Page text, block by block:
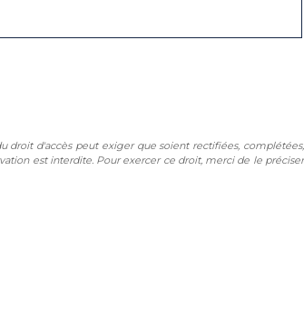
droit d'accès peut exiger que soient rectifiées, complétées,
est interdite. Pour exercer ce droit, merci de le préciser